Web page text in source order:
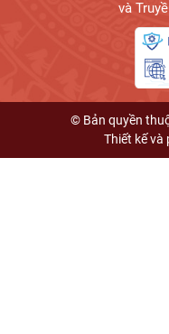
và
© Bản quyền
Thiết kế và